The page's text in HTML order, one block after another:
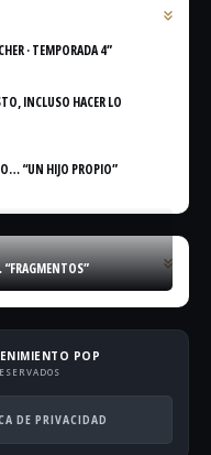
· TEMPORADA 4”
INCLUSO HACER LO
“UN HIJO PROPIO”
POP
DE PRIVACIDAD